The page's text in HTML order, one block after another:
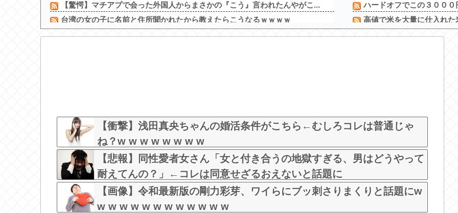
【驚愕】マチアプで会った外国人からまさかの『こう』言われたんやがこ...
台湾の女の子に名前と住所聞かれたから教えたらこうなるｗｗｗｗ
【悲報】 ロシア、じわじわと逝き始める
【ﾒﾛﾒﾛ】杉山結菜ちゃんとスイカwww
ハードオフでこの３００
高値で米を大量に仕入れ
日本「輸入に頼りまくり
【衝撃】浅田真央ちゃんの婚活条件がこちら←むしろコレは普通じゃ
ね？w w w w w w w w
【悲報】同性愛者女さん「女と付き合うの地獄すぎる、男はどうやって
耐えてんの？」←コレは同意せざるおえないと話題に
【画像】令和最新版の剛力彩芽、ワイらにブッ刺さりまくりと話題にw
w w w w w w w w w w w w